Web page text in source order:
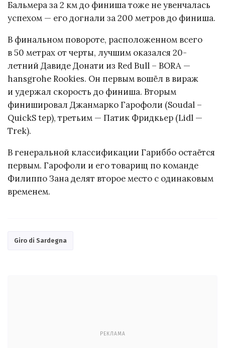
Бальмера за 2 км до финиша тоже не увенчалась
успехом — его догнали за 200 метров до финиша.
В финальном повороте, расположенном всего
в 50 метрах от черты, лучшим оказался 20-
летний Давиде Донати из Red Bull – BORA —
hansgrohe Rookies. Он первым вошёл в вираж
и удержал скорость до финиша. Вторым
финишировал Джанмарко Гарофоли (Soudal –
QuickS tep), третьим — Патик Фридкьер (Lidl —
Trek).
В генеральной классификации Гариббо остаётся
первым. Гарофоли и его товарищ по команде
Филиппо Зана делят второе место с одинаковым
временем.
Giro di Sardegna
РЕКЛАМА